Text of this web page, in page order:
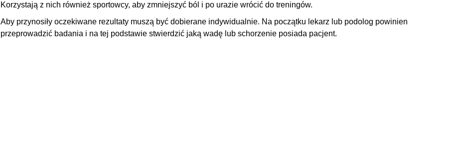
Korzystają z nich również sportowcy, aby zmniejszyć ból i po urazie wrócić do treningów.
Aby przynosiły oczekiwane rezultaty muszą być dobierane indywidualnie. Na początku lekarz lub podolog powinien
przeprowadzić badania i na tej podstawie stwierdzić jaką wadę lub schorzenie posiada pacjent.